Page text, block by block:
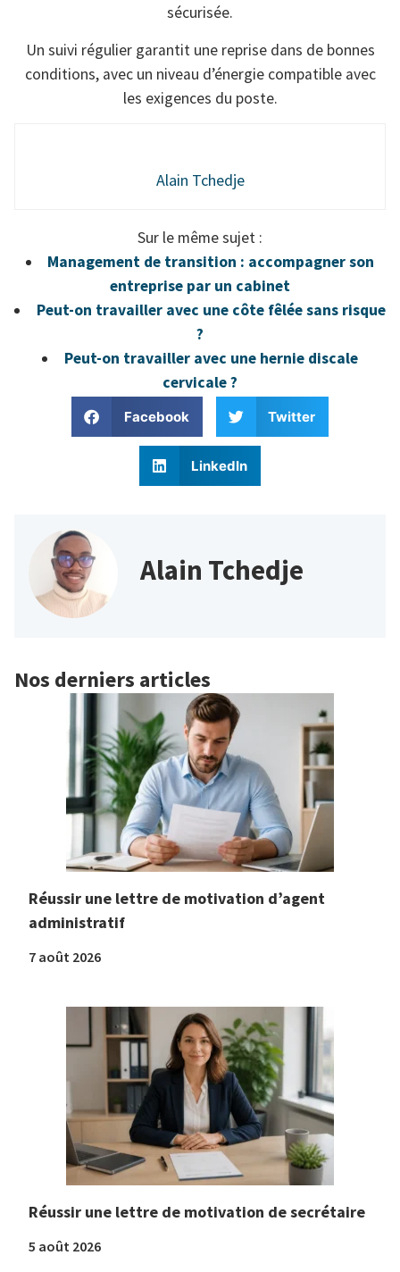
sécurisée.
Un suivi régulier garantit une reprise dans de bonnes
conditions, avec un niveau d’énergie compatible avec
les exigences du poste.
Alain Tchedje
Sur le même sujet :
Management de transition : accompagner son
entreprise par un cabinet
Peut-on travailler avec une côte fêlée sans risque
?
Peut-on travailler avec une hernie discale
cervicale ?
Facebook Twitter
LinkedIn
Alain Tchedje
Nos derniers articles
Réussir une lettre de motivation d’agent
administratif
7 août 2026
Réussir une lettre de motivation de secrétaire
5 août 2026